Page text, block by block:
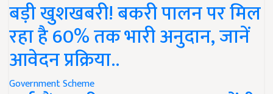
बड़ी खुशखबरी! बकरी पालन पर मिल
रहा है 60% तक भारी अनुदान, जानें
आवेदन प्रक्रिया..
Government Scheme